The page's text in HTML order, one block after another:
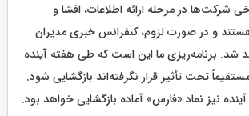
شرکت‌ها در مرحله ارائه اطلاعات، افشا و
و در صورت لزوم، کنفرانس خبری مدیران
شد. برنامه‌ریزی ما این است که طی هفته آینده
تحت تأثیر قرار نگرفته‌اند بازگشایی شود.
نیز نماد «فارس» آماده بازگشایی خواهد بود.